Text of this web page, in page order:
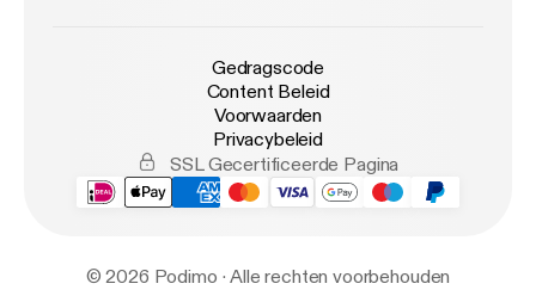
Gedragscode
Content Beleid
Voorwaarden
Privacybeleid
SSL Gecertificeerde Pagina
© 2026 Podimo · Alle rechten voorbehouden